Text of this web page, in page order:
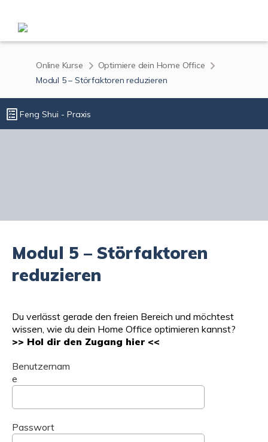
Online Kurse
Optimiere dein Home Office
Modul 5 – Störfaktoren reduzieren
Feng Shui - Praxis
Modul 5 – Störfaktoren
reduzieren
Du verlässt gerade den freien Bereich und möchtest
wissen, wie du dein Home Office optimieren kannst?
>> Hol dir den Zugang hier <<
Benutzernam
e
Passwort